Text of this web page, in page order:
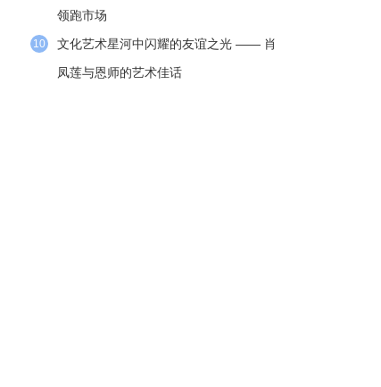
领跑市场
10
文化艺术星河中闪耀的友谊之光 —— 肖
凤莲与恩师的艺术佳话